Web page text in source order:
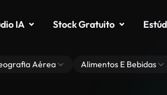
IA Stock Gratuito
Aérea Alimentos E Bebidas